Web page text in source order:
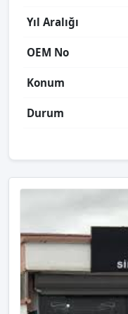
Yıl Aralığı
OEM No
Konum
Durum